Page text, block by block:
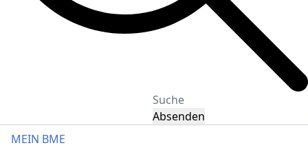
Absenden
MEIN BME